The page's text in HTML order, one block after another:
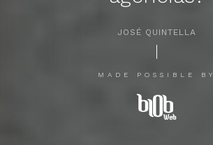
JOSÉ QUINTELLA
MADE POSSIBLE BY